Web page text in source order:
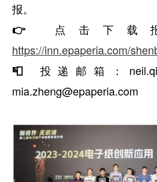
报。
👉 点击下载
https://inn.epaperia.com/
📮 投递邮箱：
mia.zheng@epaperia.com